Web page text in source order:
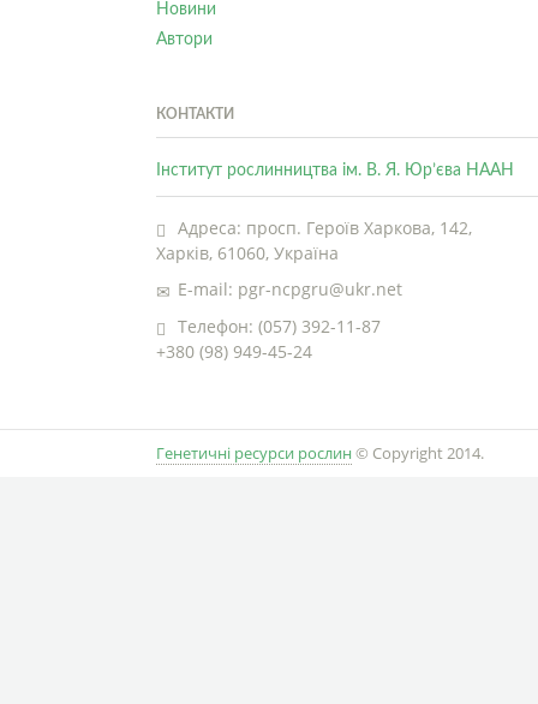
Новини
Автори
КОНТАКТИ
Інститут рослинництва ім. В. Я. Юр’єва НААН
Адреса: просп. Героїв Харкова, 142,
Харків, 61060, Україна
E-mail: pgr-ncpgru@ukr.net
Телефон: (057) 392-11-87
+380 (98) 949-45-24
Генетичні ресурси рослин © Copyright 2014.